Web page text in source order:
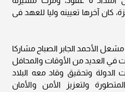
كان آخرها تعيينه وليا للعهد فى
الأحمد الجابر الصباح مشاركا
في العديد من الأوقات والمحافل
الدولة وتحقيق وقاد معه البلاد
ولتعزيز الأمن والأمان